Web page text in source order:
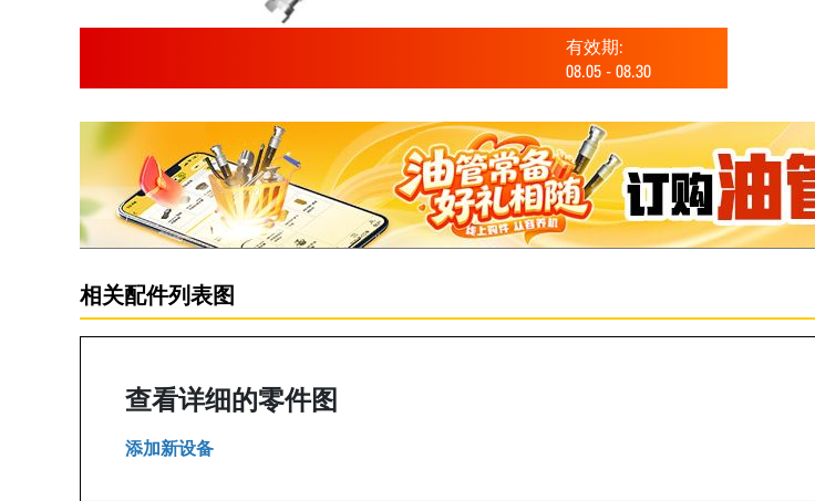
有效期:
08.05 - 08.30
相关配件列表图
查看详细的零件图
添加新设备